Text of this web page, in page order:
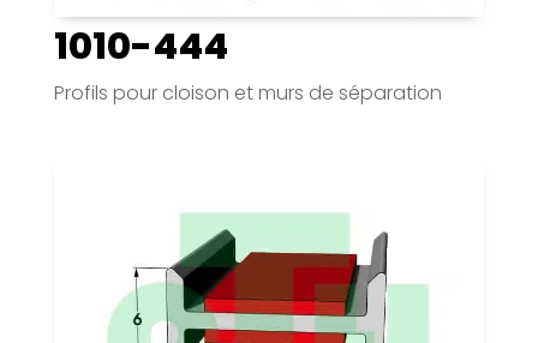
1010-444
Profils pour cloison et murs de séparation